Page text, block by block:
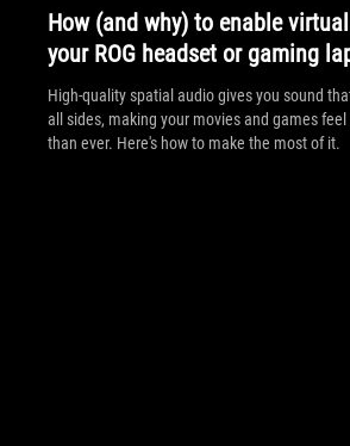
How (and why) to enable
your ROG headset or gaming
High-quality spatial audio gives you sound
all sides, making your movies and games
than ever. Here's how to make the most of it.